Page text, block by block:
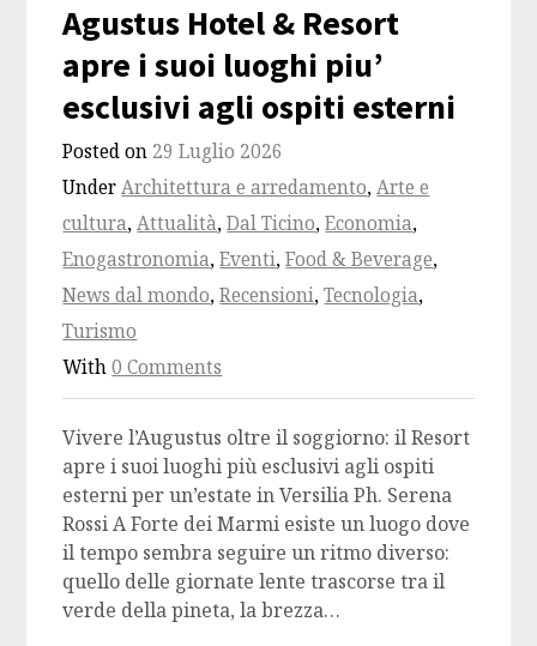
Agustus Hotel & Resort
apre i suoi luoghi piu’
esclusivi agli ospiti esterni
Posted on 29 Luglio 2026
UnderArchitettura e arredamento,Arte e
cultura,Attualità,Dal Ticino,Economia,
Enogastronomia,Eventi,Food & Beverage,
News dal mondo,Recensioni,Tecnologia,
Turismo
With0 Comments
Vivere l’Augustus oltre il soggiorno: il Resort
apre i suoi luoghi più esclusivi agli ospiti
esterni per un’estate in Versilia Ph. Serena
Rossi A Forte dei Marmi esiste un luogo dove
il tempo sembra seguire un ritmo diverso:
quello delle giornate lente trascorse tra il
verde della pineta, la brezza…